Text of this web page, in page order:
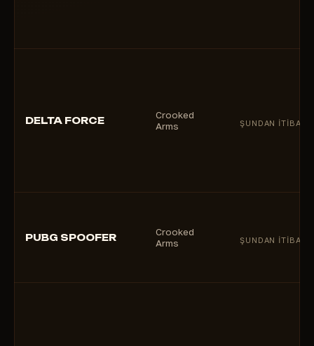
DELTA FORCE
Crooked
Arms
ŞUNDAN
PUBG SPOOFER
Crooked
Arms
ŞUNDAN